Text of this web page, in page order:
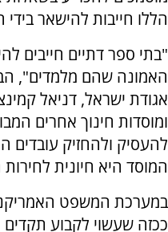
הללו חייבות להישאר
"בתי ספר דתיים חייבים
האמונה שהם מלמדים",
אגודת ישראל, דניאל
ומוסדות חינוך אחרים
להעסיק ולהחזיק עובדים
המוסד היא חיונית
במערכת המשפט
ככזה שעשוי לקבוע תקדים